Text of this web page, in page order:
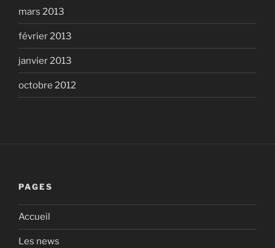
mars 2013
février 2013
janvier 2013
octobre 2012
PAGES
Accueil
Les news